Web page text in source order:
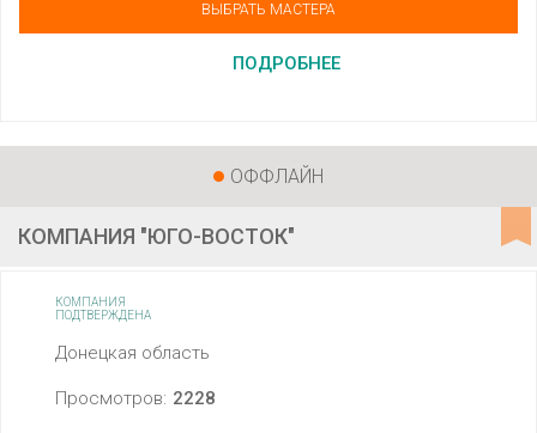
ВЫБРАТЬ МАСТЕРА
ПОДРОБНЕЕ
ОФФЛАЙН
КОМПАНИЯ "ЮГО-ВОСТОК"
КОМПАНИЯ
ПОДТВЕРЖДЕНА
Донецкая область
Просмотров: 2228